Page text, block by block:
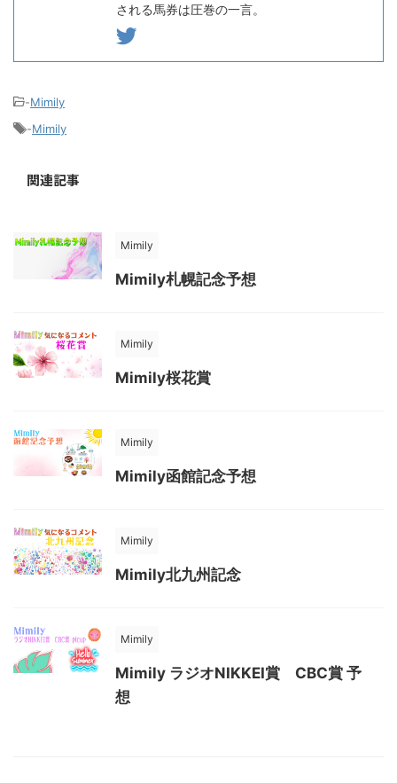
される馬券は圧巻の一言。
-Mimily
-Mimily
関連記事
Mimily
Mimily札幌記念予想
Mimily
Mimily桜花賞
Mimily
Mimily函館記念予想
Mimily
Mimily北九州記念
Mimily
Mimily ラジオNIKKEI賞 CBC賞 予
想